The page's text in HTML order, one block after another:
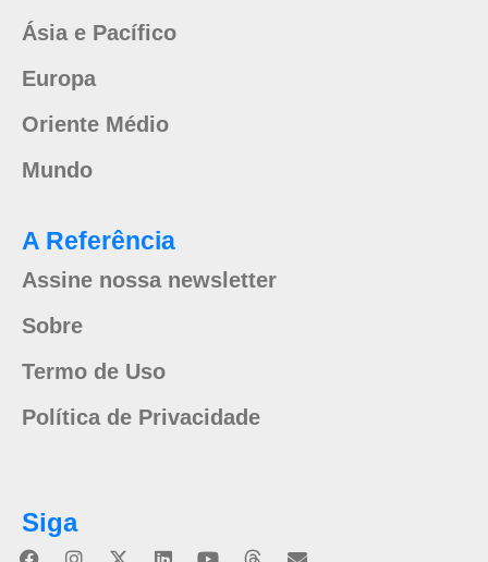
Ásia e Pacífico
Europa
Oriente Médio
Mundo
A Referência
Assine nossa newsletter
Sobre
Termo de Uso
Política de Privacidade
Siga